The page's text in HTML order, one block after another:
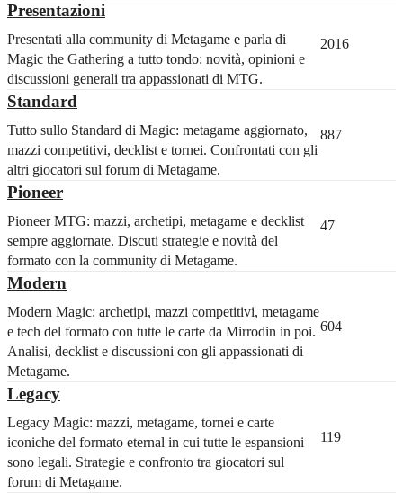
Presentazioni
Presentati alla community di Metagame e parla di
Magic the Gathering a tutto tondo: novità, opinioni e
discussioni generali tra appassionati di MTG.
2016
Standard
Tutto sullo Standard di Magic: metagame aggiornato,
mazzi competitivi, decklist e tornei. Confrontati con gli
altri giocatori sul forum di Metagame.
887
Pioneer
Pioneer MTG: mazzi, archetipi, metagame e decklist
sempre aggiornate. Discuti strategie e novità del
formato con la community di Metagame.
47
Modern
Modern Magic: archetipi, mazzi competitivi, metagame
e tech del formato con tutte le carte da Mirrodin in poi.
Analisi, decklist e discussioni con gli appassionati di
Metagame.
604
Legacy
Legacy Magic: mazzi, metagame, tornei e carte
iconiche del formato eternal in cui tutte le espansioni
sono legali. Strategie e confronto tra giocatori sul
forum di Metagame.
119